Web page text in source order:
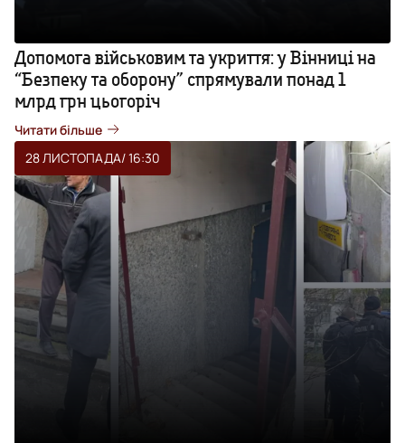
Допомога військовим та укриття: у Вінниці на
“Безпеку та оборону” спрямували понад 1
млрд грн цьогоріч
Читати більше
28 ЛИСТОПАДА/ 16:30